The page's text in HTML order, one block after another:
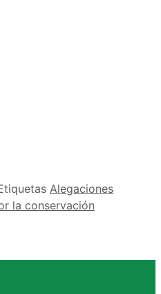
Alegaciones
la conservación